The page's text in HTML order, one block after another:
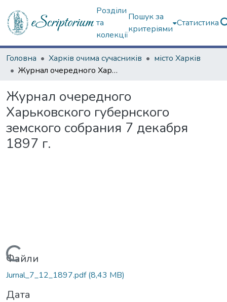
Розділи
та
колекції
Пошук за
критеріями
Статистика
Головна Харків очима сучасників
місто Харків
Журнал очередного Харьковского губернского земского собрания 7 декабря 1897 г.
Журнал очередного
Харьковского губернского
земского собрания 7 декабря
1897 г.
Вантажиться...
Файли
Jurnal_7_12_1897.pdf(8,43 MB)
Дата